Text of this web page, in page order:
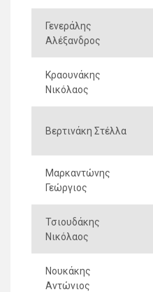
Γενεράλης
Αλέξανδρος
Κραουνάκης
Νικόλαος
Βερτινάκη Στέλλα
Μαρκαντώνης
Γεώργιος
Τσιουδάκης
Νικόλαος
Νουκάκης
Αντώνιος